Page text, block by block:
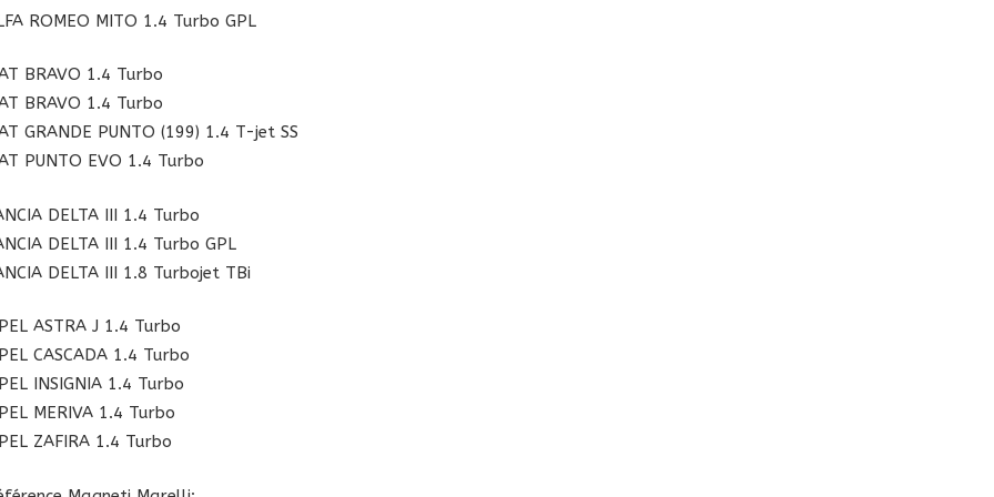
ROMEO MITO 1.4 Turbo GPL
BRAVO 1.4 Turbo
BRAVO 1.4 Turbo
GRANDE PUNTO (199) 1.4 T-jet SS
PUNTO EVO 1.4 Turbo
DELTA III 1.4 Turbo
DELTA III 1.4 Turbo GPL
DELTA III 1.8 Turbojet TBi
ASTRA J 1.4 Turbo
CASCADA 1.4 Turbo
INSIGNIA 1.4 Turbo
MERIVA 1.4 Turbo
ZAFIRA 1.4 Turbo